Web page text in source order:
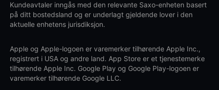
Kundeavtaler inngås med den relevante Saxo-enheten basert
på ditt bostedsland og er underlagt gjeldende lover i den
aktuelle enhetens jurisdiksjon.
Apple og Apple-logoen er varemerker tilhørende Apple Inc.,
registrert i USA og andre land. App Store er et tjenestemerke
tilhørende Apple Inc. Google Play og Google Play-logoen er
varemerker tilhørende Google LLC.